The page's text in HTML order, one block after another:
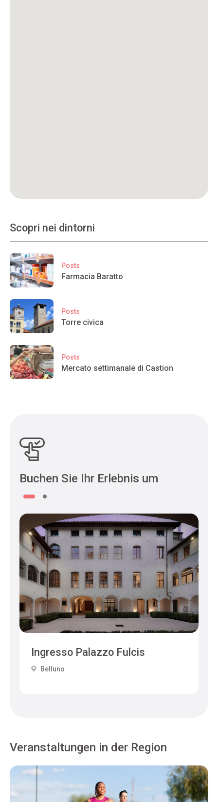
Scopri nei dintorni
Posts
Farmacia Baratto
Posts
Torre civica
Posts
Mercato settimanale di Castion
Buchen Sie Ihr Erlebnis um
Ingresso Palazzo Fulcis
Belluno
Veranstaltungen in der Region